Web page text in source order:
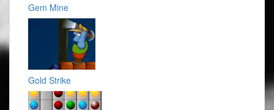
Gem Mine
Gold Strike